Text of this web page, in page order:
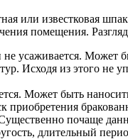
или известковая
помещения.
усаживается. Может
Исходя из этого не
Может быть
приобретения
почаще
длительный